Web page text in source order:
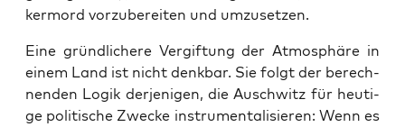
ker­mord vor­zu­be­rei­ten und umzusetzen.
Eine gründ­li­che­re Ver­gif­tung der Atmo­sphä­re in
einem Land ist nicht denk­bar. Sie folgt der berech­
nen­den Logik der­je­ni­gen, die Ausch­witz für heu­ti­
ge poli­ti­sche Zwe­cke instru­men­ta­li­sie­ren: Wenn es